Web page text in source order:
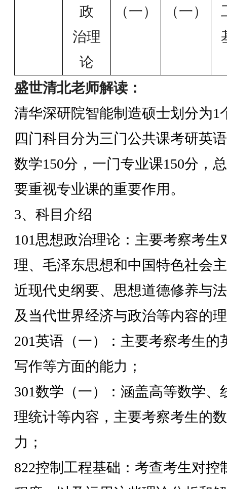
政
治理
论
（一）
（一）
盛世清北老师解读：
清华深研院智能制造硕士划分为1
四门科目分为三门公共课考研英
数学150分，一门专业课150分，
要重视专业课的重要作用。
3、科目介绍
101思想政治理论：主要考察考生
理、毛泽东思想和中国特色社会
近现代史纲要、思想道德修养与
及当代世界经济与政治等内容的
201英语（一）：主要考察考生的
写作等方面的能力；
301数学（一）：涵盖高等数学、
理统计等内容，主要考察考生的
力；
822控制工程基础：考查考生对控